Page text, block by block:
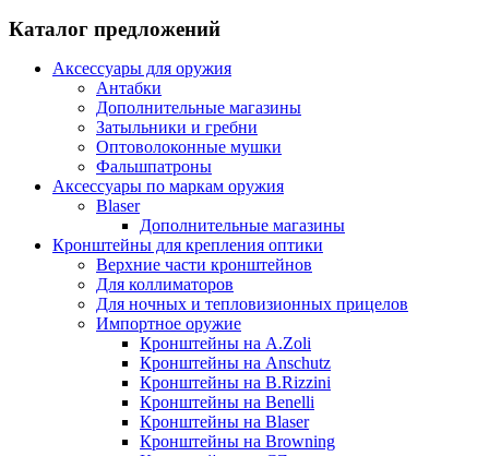
Каталог предложений
Аксессуары для оружия
Антабки
Дополнительные магазины
Затыльники и гребни
Оптоволоконные мушки
Фальшпатроны
Аксессуары по маркам оружия
Blaser
Дополнительные магазины
Кронштейны для крепления оптики
Верхние части кронштейнов
Для коллиматоров
Для ночных и тепловизионных прицелов
Импортное оружие
Кронштейны на A.Zoli
Кронштейны на Anschutz
Кронштейны на B.Rizzini
Кронштейны на Benelli
Кронштейны на Blaser
Кронштейны на Browning